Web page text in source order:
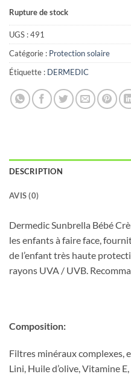
Rupture de stock
UGS :491
Catégorie : Protection solaire
Étiquette : DERMEDIC
DESCRIPTION
AVIS (0)
Dermedic Sunbrella Bébé
les enfants à faire face,
de l’enfant très haute
rayons UVA / UVB.
Composition:
Filtres minéraux complexes,
Lini, Huile d’olive, Vitamine